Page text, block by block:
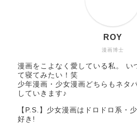
漫画博士
ROY
漫画をこよなく愛している私。 い
て寝てみたい！笑
少年漫画・少女漫画どちらもネタ
していきます♪
【P.S.】少女漫画はドロドロ系・
好き!